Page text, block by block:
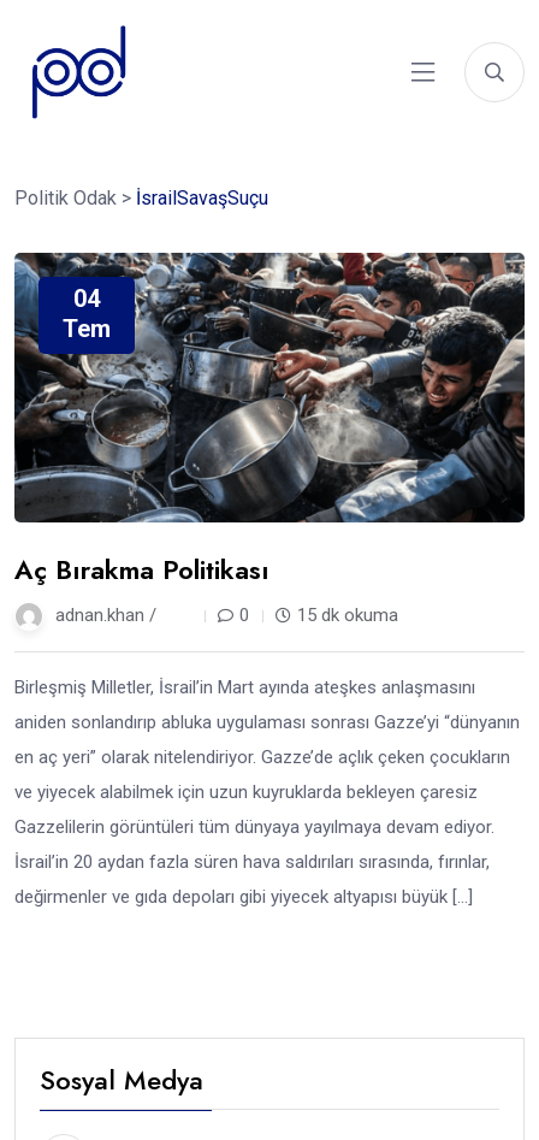
Politik Odak > İsrailSavaşSuçu
04
Tem
Aç Bırakma Politikası
adnan.khan / 0 15 dk okuma
Birleşmiş Milletler, İsrail’in Mart ayında ateşkes anlaşmasını
aniden sonlandırıp abluka uygulaması sonrası Gazze’yi “dünyanın
en aç yeri” olarak nitelendiriyor. Gazze’de açlık çeken çocukların
ve yiyecek alabilmek için uzun kuyruklarda bekleyen çaresiz
Gazzelilerin görüntüleri tüm dünyaya yayılmaya devam ediyor.
İsrail’in 20 aydan fazla süren hava saldırıları sırasında, fırınlar,
değirmenler ve gıda depoları gibi yiyecek altyapısı büyük […]
Sosyal Medya